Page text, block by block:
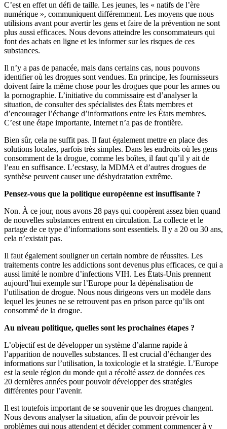
C’est en effet un défi de taille. Les jeunes, les « natifs de l’ère
numérique », communiquent différemment. Les moyens que nous
utilisions avant pour avertir les gens et faire de la prévention ne sont
plus aussi efficaces. Nous devons atteindre les consommateurs qui
font des achats en ligne et les informer sur les risques de ces
substances.
Il n’y a pas de panacée, mais dans certains cas, nous pouvons
identifier où les drogues sont vendues. En principe, les fournisseurs
doivent faire la même chose pour les drogues que pour les armes ou
la pornographie. L’initiative du commissaire est d’analyser la
situation, de consulter des spécialistes des États membres et
d’encourager l’échange d’informations entre les États membres.
C’est une étape importante, Internet n’a pas de frontière.
Bien sûr, cela ne suffit pas. Il faut également mettre en place des
solutions locales, parfois très simples. Dans les endroits où les gens
consomment de la drogue, comme les boîtes, il faut qu’il y ait de
l’eau en suffisance. L’ecstasy, la MDMA et d’autres drogues de
synthèse peuvent causer une déshydratation extrême.
Pensez-vous que la politique européenne est insuffisante ?
Non. À ce jour, nous avons 28 pays qui coopèrent assez bien quand
de nouvelles substances entrent en circulation. La collecte et le
partage de ce type d’informations sont essentiels. Il y a 20 ou 30 ans,
cela n’existait pas.
Il faut également souligner un certain nombre de réussites. Les
traitements contre les addictions sont devenus plus efficaces, ce qui a
aussi limité le nombre d’infections VIH. Les États-Unis prennent
aujourd’hui exemple sur l’Europe pour la dépénalisation de
l’utilisation de drogue. Nous nous dirigeons vers un modèle dans
lequel les jeunes ne se retrouvent pas en prison parce qu’ils ont
consommé de la drogue.
Au niveau politique, quelles sont les prochaines étapes ?
L’objectif est de développer un système d’alarme rapide à
l’apparition de nouvelles substances. Il est crucial d’échanger des
informations sur l’utilisation, la toxicologie et la stratégie. L’Europe
est la seule région du monde qui a récolté assez de données ces
20 dernières années pour pouvoir développer des stratégies
différentes pour l’avenir.
Il est toutefois important de se souvenir que les drogues changent.
Nous devons analyser la situation, afin de pouvoir prévoir les
problèmes qui nous attendent et décider comment commencer à y